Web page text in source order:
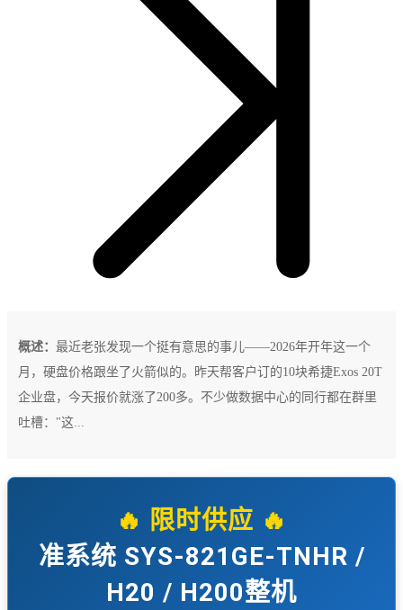
概述： 最近老张发现一个挺有意思的事儿——2026年开年这一个
月，硬盘价格跟坐了火箭似的。昨天帮客户订的10块希捷Exos 20T
企业盘，今天报价就涨了200多。不少做数据中心的同行都在群里
吐槽："这...
🔥 限时供应 🔥
准系统 SYS-821GE-TNHR /
H20 / H200整机